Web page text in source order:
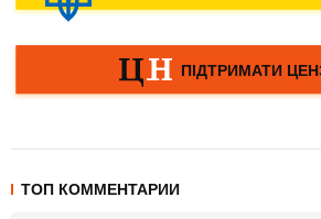
ТОП КОММЕНТАРИИ